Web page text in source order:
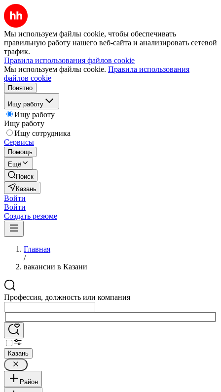
Мы используем файлы cookie, чтобы обеспечивать
правильную работу нашего веб-сайта и анализировать сетевой
трафик.
Правила использования файлов cookie
Мы используем файлы cookie. Правила использования
файлов cookie
Понятно
Ищу работу
Ищу работу
Ищу работу
Ищу сотрудника
Сервисы
Помощь
Ещё
Поиск
Казань
Войти
Войти
Создать резюме
Главная
/
вакансии в Казани
Профессия, должность или компания
Казань
Район